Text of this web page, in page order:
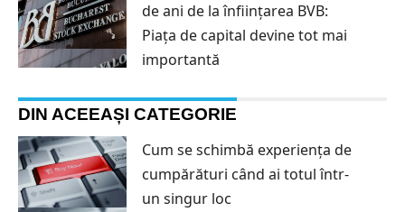
de ani de la înființarea BVB:
Piața de capital devine tot mai
importantă
DIN ACEEAȘI CATEGORIE
Cum se schimbă experiența de
cumpărături când ai totul într-
un singur loc